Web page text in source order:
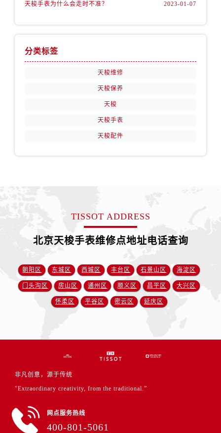
天梭手表为什么会走时不准？ 2023-01-07
分类标签
天梭维修
天梭保养
天梭
天梭手表
天梭配件
TISSOT ADDRESS
北京天梭手表维修点地址电话查询
朝阳区 东城区 西城区 丰台区 石景山区 海淀区
门头沟区 房山区 通州区 顺义区 昌平区 大兴区
怀柔区 平谷区 密云区 延庆区
非凡创意，源于传统
"Extraordinary creativity, from the traditional.”
网点服务热线
400-801-5061